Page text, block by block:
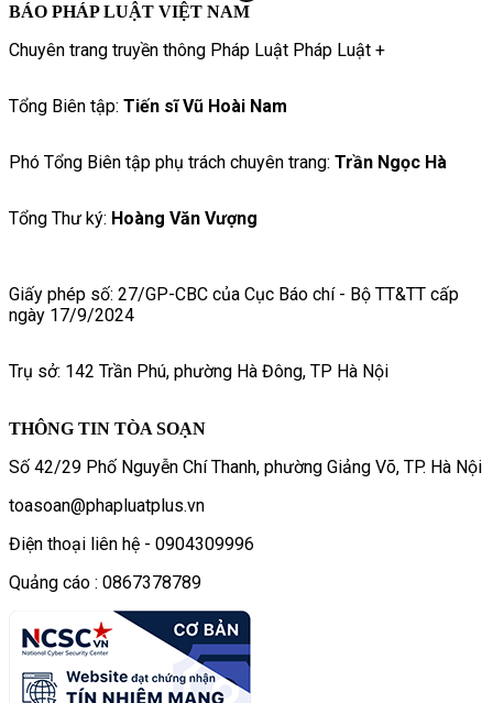
BÁO PHÁP LUẬT VIỆT NAM
Chuyên trang truyền thông Pháp Luật Pháp Luật +
Tổng Biên tập: Tiến sĩ Vũ Hoài Nam
Phó Tổng Biên tập phụ trách chuyên trang: Trần Ngọc Hà
Tổng Thư ký: Hoàng Văn Vượng
Giấy phép số: 27/GP-CBC của Cục Báo chí - Bộ TT&TT cấp
ngày 17/9/2024
Trụ sở: 142 Trần Phú, phường Hà Đông, TP Hà Nội
THÔNG TIN TÒA SOẠN
Số 42/29 Phố Nguyễn Chí Thanh, phường Giảng Võ, TP. Hà Nội
toasoan@phapluatplus.vn
Điện thoại liên hệ - 0904309996
Quảng cáo : 0867378789